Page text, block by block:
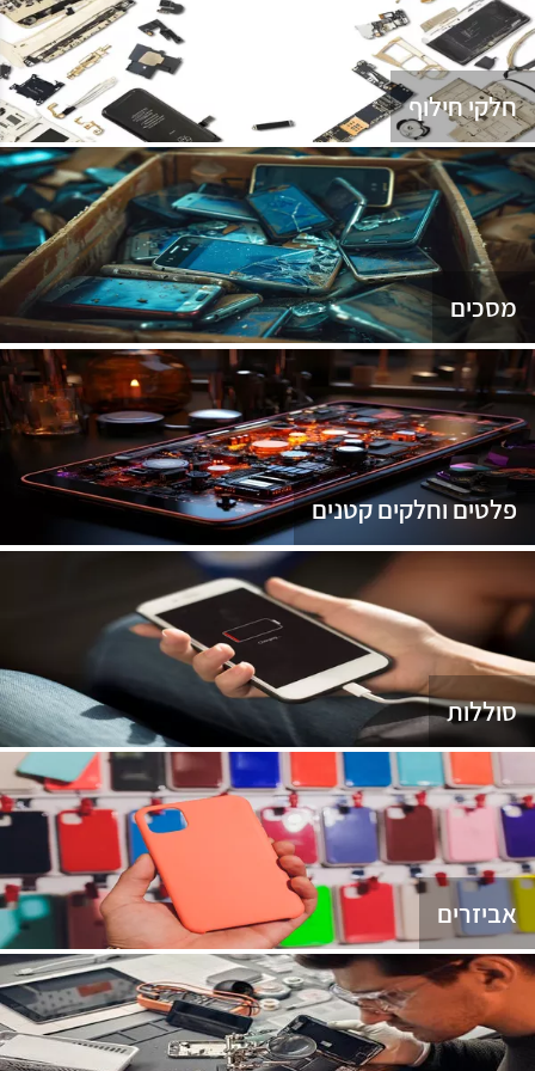
חלקי חילוף
מסכים
פלטים וחלקים קטנים
סוללות
אביזרים